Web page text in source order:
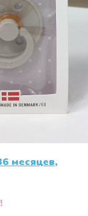
месяцев,